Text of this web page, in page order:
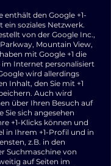
enthält den Google +1-
ein soziales Netzwerk.
von der Google Inc.,
Mountain View,
mit Google +1 die
Internet personalisiert
wird allerdings
Inhalt, den Sie mit +1
Auch wird
über Ihren Besuch auf
Sie sich angesehen
+1-Klicks können und
in Ihrem +1-Profil und in
z.B. in den
Suchmaschine von
auf Seiten im